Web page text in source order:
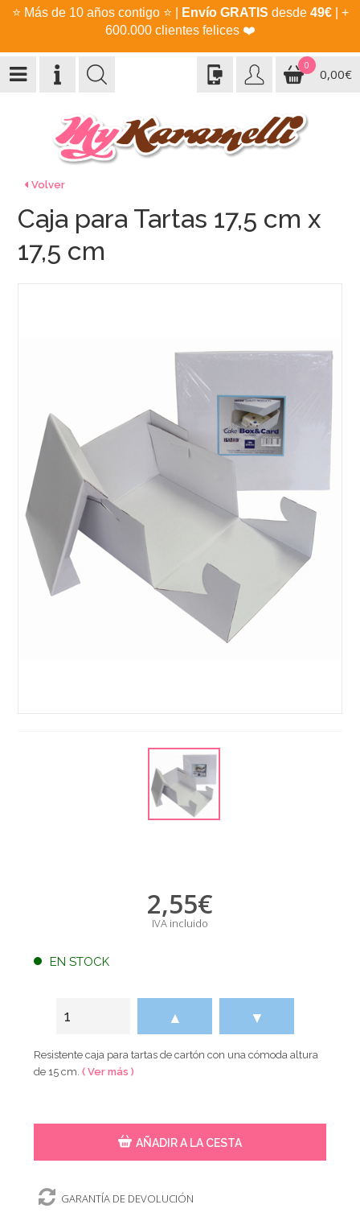
⭐ Más de 10 años contigo ⭐ Envío GRATIS desde 49€| +
600.000 clientes felices ❤️
0
0,00€
Volver
Caja para Tartas 17,5 cm x
17,5 cm
2,55€
IVA incluido
EN STOCK
▲ ▼
Resistente caja para tartas de cartón con una cómoda altura
de 15 cm.( Ver más )
AÑADIR A LA CESTA
GARANTÍA DE DEVOLUCIÓN